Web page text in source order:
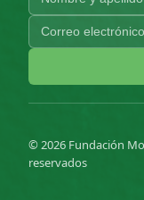
© 2026 Fundación
reservados